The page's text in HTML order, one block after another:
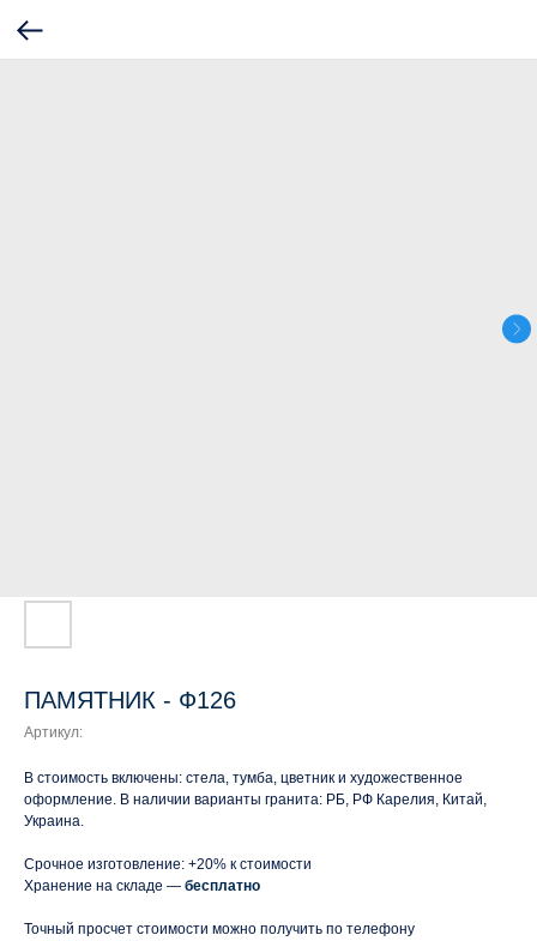
ПАМЯТНИК - Ф126
Артикул:
В стоимость включены: стела, тумба, цветник и художественное
оформление. В наличии варианты гранита: РБ, РФ Карелия, Китай,
Украина.
Срочное изготовление: +20% к стоимости
Хранение на складе — бесплатно
Точный просчет стоимости можно получить по телефону